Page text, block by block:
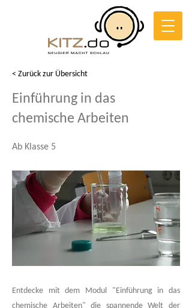
< Zurück zur Übersicht
Einführung in das
chemische Arbeiten
Ab Klasse 5
Entdecke mit dem Modul "Einführung in das
chemische Arbeiten" die spannende Welt der